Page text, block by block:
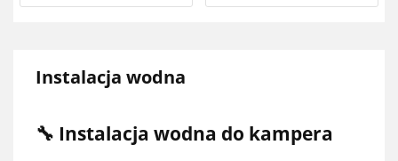
Instalacja wodna
🔧 Instalacja wodna do kampera